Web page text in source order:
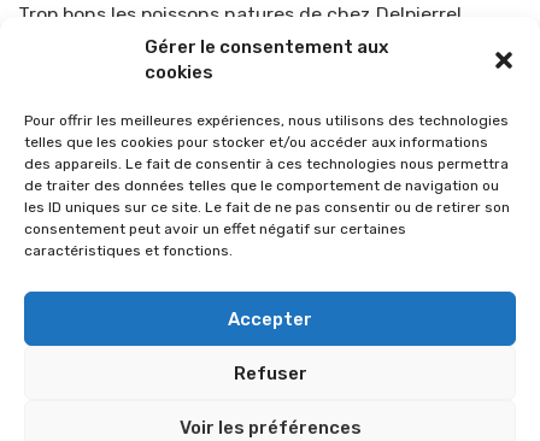
Gérer le consentement aux
cookies
Pour offrir les meilleures expériences, nous utilisons des technologies
telles que les cookies pour stocker et/ou accéder aux informations
des appareils. Le fait de consentir à ces technologies nous permettra
de traiter des données telles que le comportement de navigation ou
les ID uniques sur ce site. Le fait de ne pas consentir ou de retirer son
consentement peut avoir un effet négatif sur certaines
caractéristiques et fonctions.
Accepter
Refuser
Voir les préférences
Trop bons les poissons natures de chez Delpierre!
TOP-PARENTS 2 août 2016